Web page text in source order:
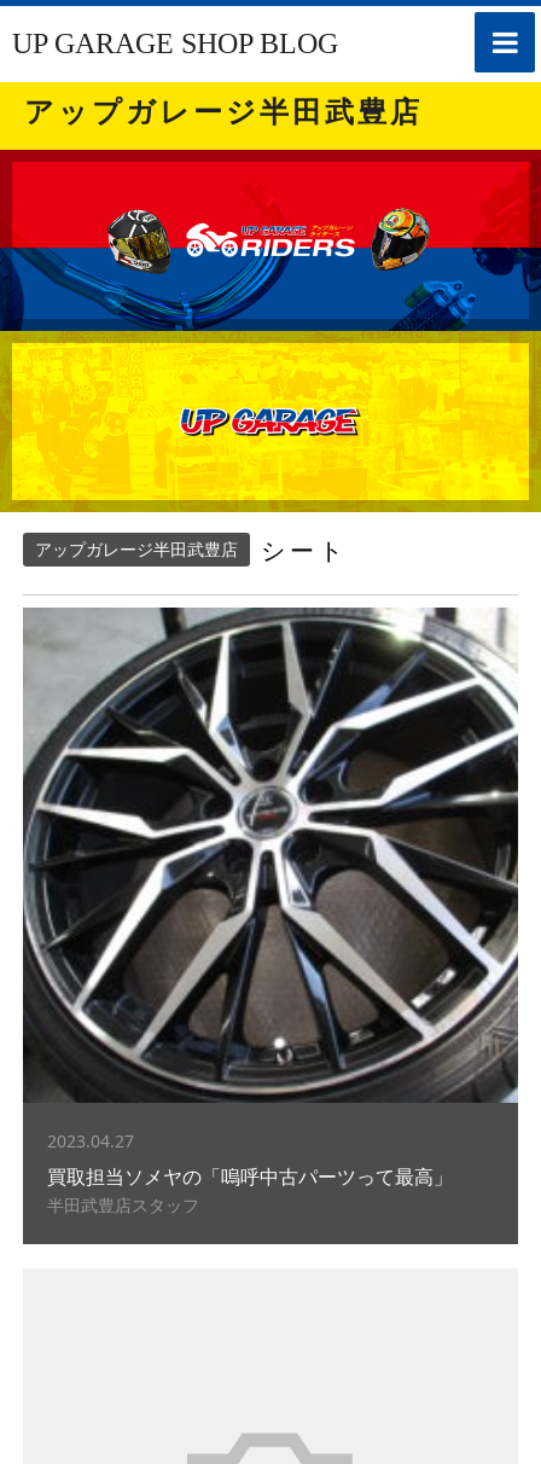
toggle
UP GARAGE SHOP BLOG
アップガレージ半田武豊店
アップガレージ半田武豊店 シート
2023.04.27
買取担当ソメヤの「嗚呼中古パーツって最高」
半田武豊店スタッフ